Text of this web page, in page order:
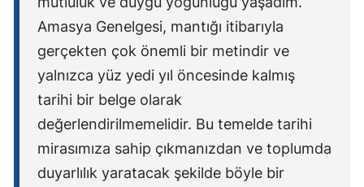
Amasya Genelgesi, mantığı itibarıyla
gerçekten çok önemli bir metindir ve
yalnızca yüz yedi yıl öncesinde kalmış
tarihi bir belge olarak
değerlendirilmemelidir. Bu temelde tarihi
mirasımıza sahip çıkmanızdan ve toplumda
duyarlılık yaratacak şekilde böyle bir